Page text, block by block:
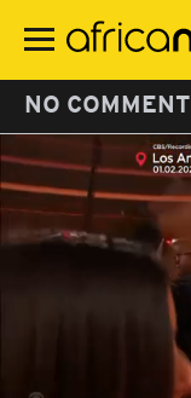
contenu
NO COMMENT